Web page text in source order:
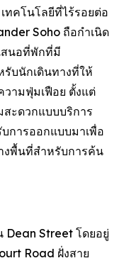
ทคโนโลยีที่ไร้รอยต่อ
Soho ถือกำเนิด
สนอที่พักที่มี
บนักเดินทางที่ให้
ามฟุ่มเฟือย ตั้งแต่
ะดวกแบบบริการ
บการออกแบบมาเพื่อ
งพื้นที่สำหรับการค้น
Dean Street โดยอยู่
Road ฝั่งสาย